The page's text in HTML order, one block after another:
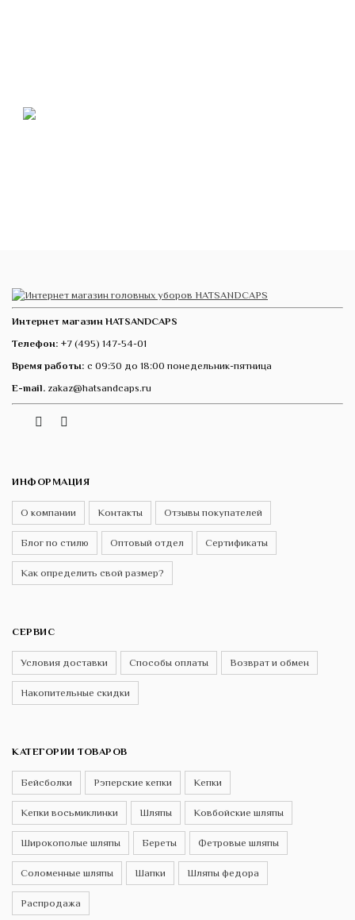
Интернет магазин HATSANDCAPS
Телефон: +7 (495) 147-54-01
Время работы: с 09:30 до 18:00 понедельник-пятница
E-mail. zakaz@hatsandcaps.ru
Telegram
ИНФОРМАЦИЯ
О компании Контакты Отзывы покупателей
Блог по стилю Оптовый отдел Сертификаты
Как определить свой размер?
СЕРВИС
Условия доставки Способы оплаты Возврат и обмен
Накопительные скидки
КАТЕГОРИИ ТОВАРОВ
Бейсболки Рэперские кепки Кепки
Кепки восьмиклинки Шляпы Ковбойские шляпы
Широкополые шляпы Береты Фетровые шляпы
Соломенные шляпы Шапки Шляпы федора
Распродажа